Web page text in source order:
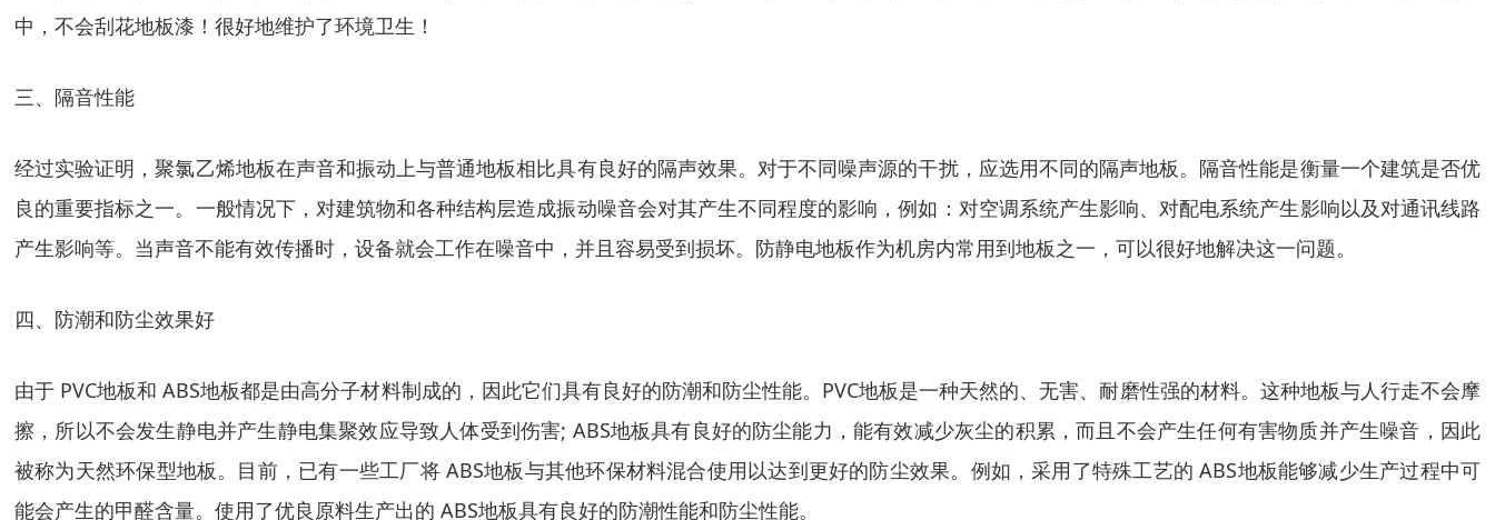
中，不会刮花地板漆！很好地维护了环境卫生！
三、隔音性能
经过实验证明，聚氯乙烯地板在声音和振动上与普通地板相比具有良好的隔声效果。对于不同噪声源的干扰，应选用不同的隔声地板。隔音性能是衡量一个建筑是否优
良的重要指标之一。一般情况下，对建筑物和各种结构层造成振动噪音会对其产生不同程度的影响，例如：对空调系统产生影响、对配电系统产生影响以及对通讯线路
产生影响等。当声音不能有效传播时，设备就会工作在噪音中，并且容易受到损坏。防静电地板作为机房内常用到地板之一，可以很好地解决这一问题。
四、防潮和防尘效果好
由于 PVC地板和 ABS地板都是由高分子材料制成的，因此它们具有良好的防潮和防尘性能。PVC地板是一种天然的、无害、耐磨性强的材料。这种地板与人行走不会摩
擦，所以不会发生静电并产生静电集聚效应导致人体受到伤害; ABS地板具有良好的防尘能力，能有效减少灰尘的积累，而且不会产生任何有害物质并产生噪音，因此
被称为天然环保型地板。目前，已有一些工厂将 ABS地板与其他环保材料混合使用以达到更好的防尘效果。例如，采用了特殊工艺的 ABS地板能够减少生产过程中可
能会产生的甲醛含量。使用了优良原料生产出的 ABS地板具有良好的防潮性能和防尘性能。